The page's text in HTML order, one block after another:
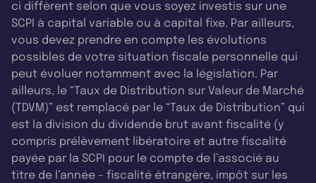
ci diffèrent selon que vous soyez investis sur une
SCPI à capital variable ou à capital fixe. Par ailleurs,
vous devez prendre en compte les évolutions
possibles de votre situation fiscale personnelle qui
peut évoluer notamment avec la législation. Par
ailleurs, le “Taux de Distribution sur Valeur de Marché
(TDVM)” est remplacé par le “Taux de Distribution” qui
est la division du dividende brut avant fiscalité (y
compris prélèvement libératoire et autre fiscalité
payée par la SCPI pour le compte de l’associé au
titre de l’année - fiscalité étrangère, impôt sur les